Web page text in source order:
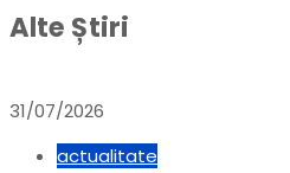
Alte Știri
31/07/2026
actualitate